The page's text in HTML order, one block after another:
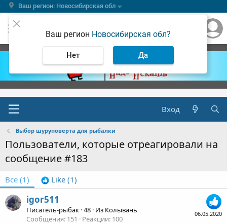
Ваш регион: Новосибирская обл
Ваш регион Новосибирская обл?
Нет Да
Вход
Выбор шуруповерта для рыбалки
Пользователи, которые отреагировали на
сообщение #183
Все (1) Like (1)
06.05.2020
igor511
Писатель-рыбак ·48 · Из Колывань
Сообщения 151 Реакции 100